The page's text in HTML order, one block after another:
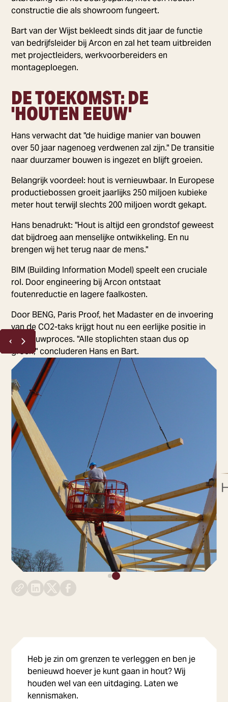
constructie die als showroom fungeert.
Bart van der Wijst bekleedt sinds dit jaar de functie
van bedrijfsleider bij Arcon en zal het team uitbreiden
met projectleiders, werkvoorbereiders en
montageploegen.
DE TOEKOMST: DE
'HOUTEN EEUW'
Hans verwacht dat "de huidige manier van bouwen
over 50 jaar nagenoeg verdwenen zal zijn." De transitie
naar duurzamer bouwen is ingezet en blijft groeien.
Belangrijk voordeel: hout is vernieuwbaar. In Europese
productiebossen groeit jaarlijks 250 miljoen kubieke
meter hout terwijl slechts 200 miljoen wordt gekapt.
Hans benadrukt: "Hout is altijd een grondstof geweest
dat bijdroeg aan menselijke ontwikkeling. En nu
brengen wij het terug naar de mens."
BIM (Building Information Model) speelt een cruciale
rol. Door engineering bij Arcon ontstaat
foutenreductie en lagere faalkosten.
Door BENG, Paris Proof, het Madaster en de invoering
van de CO2-taks krijgt hout nu een eerlijke positie in
het bouwproces. "Alle stoplichten staan dus op
groen," concluderen Hans en Bart.
Heb je zin om grenzen te verleggen en ben je
benieuwd hoever je kunt gaan in hout? Wij
houden wel van een uitdaging. Laten we
kennismaken.